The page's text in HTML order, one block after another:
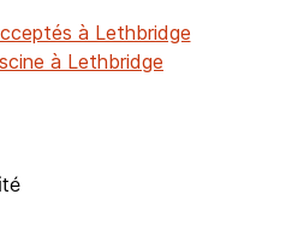
à Lethbridge
à Lethbridge